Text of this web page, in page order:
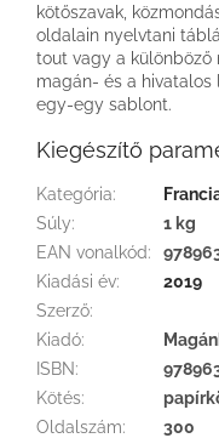
kötőszavak,
oldalain nyelvtani
tout vagy a különböző
magán- és a
egy-egy sablont.
Kiegészítő
Kategória:
Súly:
1 kg
EAN vonalkód:
Kiadási év:
2019
Szerző:
Kiadó:
ISBN:
Kötés:
Oldalszám: 300